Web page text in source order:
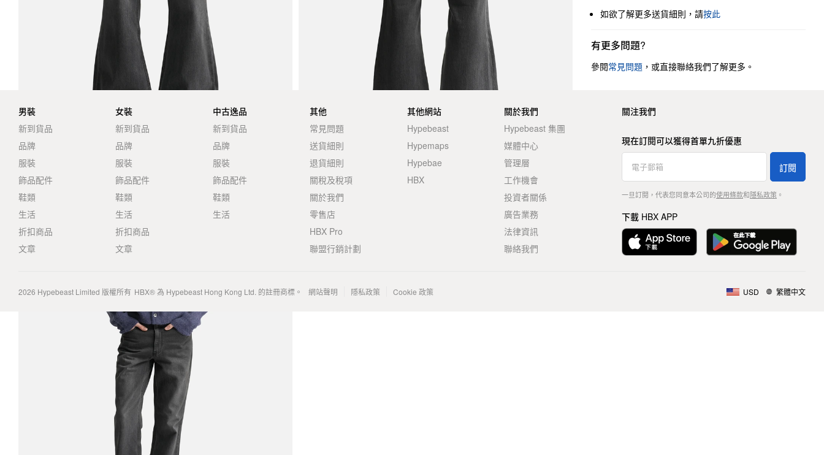
如欲了解更多送貨細則，請按此
有更多問題?
參閱常見問題 ，或直接聯絡我們了解更多。
男裝
新到貨品
品牌
服裝
飾品配件
鞋類
生活
折扣商品
文章
女裝
新到貨品
品牌
服裝
飾品配件
鞋類
生活
折扣商品
文章
中古逸品
新到貨品
品牌
服裝
飾品配件
鞋類
生活
其他
常見問題
送貨細則
退貨細則
關稅及稅項
關於我們
零售店
HBX Pro
聯盟行銷計劃
其他網站
Hypebeast
Hypemaps
Hypebae
HBX
關於我們
Hypebeast 集團
媒體中心
管理層
工作機會
投資者關係
廣告業務
法律資訊
聯絡我們
關注我們
現在訂閱可以獲得首單九折優惠
訂閱
一旦訂閱，代表您同意本公司的使用條款和隱私政策。
下載 HBX APP
2026 Hypebeast Limited 版權所有 HBX® 為 Hypebeast Hong Kong Ltd. 的註冊商標。 網站聲明 隱私政策 Cookie 政策 USD 繁體中文